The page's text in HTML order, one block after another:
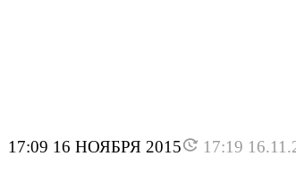
17:09 16 НОЯБРЯ 2015 17:19